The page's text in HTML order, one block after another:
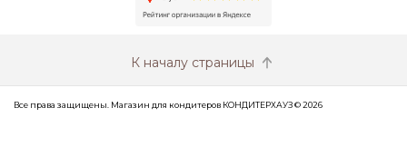
К началу страницы
Все права защищены. Магазин для кондитеров КОНДИТЕРХАУЗ © 2026